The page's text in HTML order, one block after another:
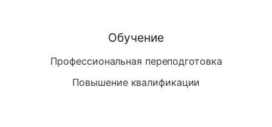
Обучение
Профессиональная переподготовка
Повышение квалификации